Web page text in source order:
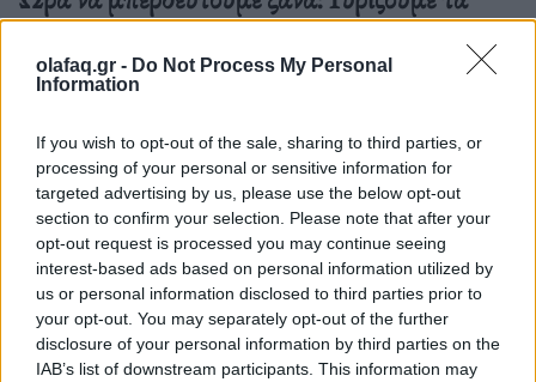
olafaq.gr - Do Not Process My Personal
Information
If you wish to opt-out of the sale, sharing to third parties, or
processing of your personal or sensitive information for
targeted advertising by us, please use the below opt-out
section to confirm your selection. Please note that after your
opt-out request is processed you may continue seeing
interest-based ads based on personal information utilized by
us or personal information disclosed to third parties prior to
your opt-out. You may separately opt-out of the further
disclosure of your personal information by third parties on the
IAB’s list of downstream participants. This information may
ρολόγια μία ώρα πίσω γιατί… έτσι συνηθίσαμε
16.10.25
ξαναζήσουμε το πιο παράλογο ευρωπαϊκό ραντεβού με τον
χρόνο: θα γυρίσουμε τα ρολόγια μας πίσω μία ώρα, για να
"εξοικονομήσουμε ενέργεια".